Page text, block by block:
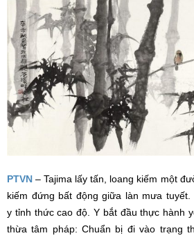
PTVN – Tajima lấy tấn, loang kiếm một
kiếm đứng bất động giữa làn mưa
y tỉnh thứccao độ. Y bắt đầuthực hành
thừa tâm pháp: Chuẩn bị đi vào trạng